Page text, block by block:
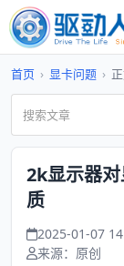
首页 › 显卡问题 ›
2k显示器
质
2025-01-07
来源：原创